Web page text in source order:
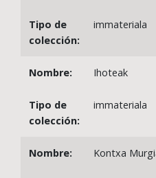
immateriala
Ihoteak
immateriala
Kontxa